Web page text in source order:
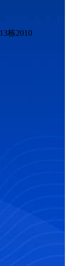
栋2010